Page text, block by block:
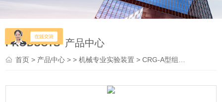
PRODUCTS 产品中心
首页> 产品中心 > >机械专业实验装置 > CRG-A型组合式轴系结构设计实验箱